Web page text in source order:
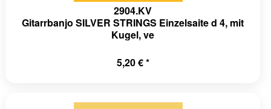
2904.KV
Gitarrbanjo SILVER STRINGS Einzelsaite d 4, mit
Kugel, ve
5,20 € *